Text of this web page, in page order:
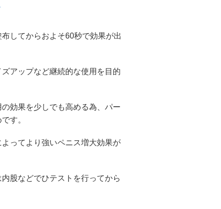
してからおよそ60秒で効果が出
アップなど継続的な使用を目的
効果を少しでも高める為、パー
す。
ってより強いペニス増大効果が
股などでひテストを行ってから